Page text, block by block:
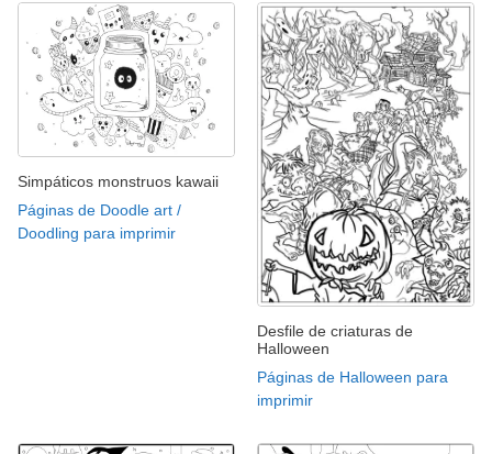
Simpáticos monstruos kawaii
Páginas de Doodle art /
Doodling para imprimir
Desfile de criaturas de
Halloween
Páginas de Halloween para
imprimir